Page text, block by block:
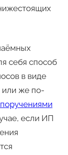
себя способ
в виде
или же по-
если ИП